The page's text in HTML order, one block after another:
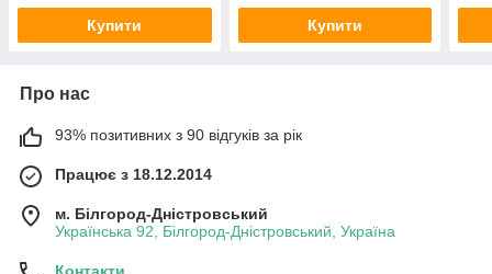
Купити Купити
Про нас
93% позитивних з 90 відгуків за рік
Працює з 18.12.2014
м. Білгород-Дністровський
Українська 92, Білгород-Дністровський, Україна